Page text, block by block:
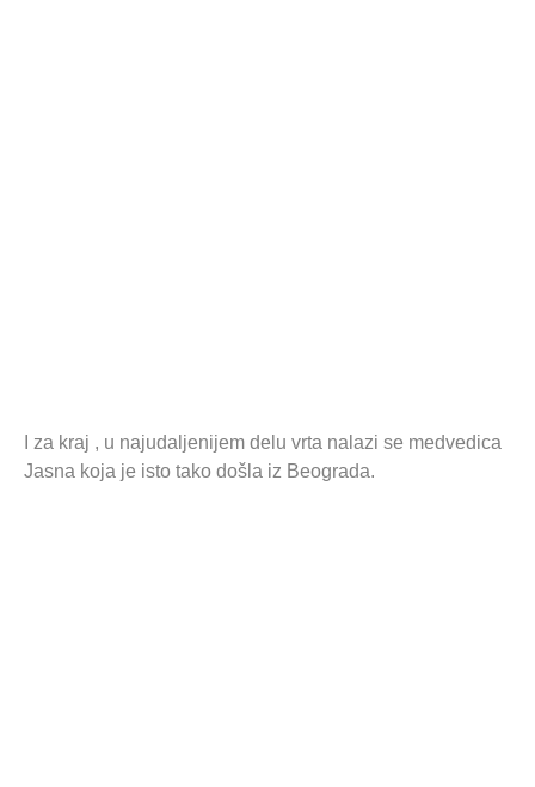
I za kraj , u najudaljenijem delu vrta nalazi se medvedica
Jasna koja je isto tako došla iz Beograda.